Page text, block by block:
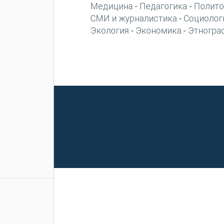
Медицина - Педагогика -
СМИ и журналистика -
Экология - Экономика -